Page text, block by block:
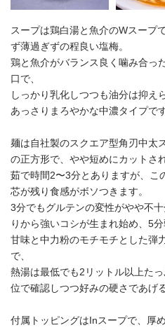
スープは鶏白湯と魚介のWスープ
ず薄過ぎずの程良い塩梅。
鶏と魚介がバランス良く噛み合っ
口で、
しっかり乳化しつつも油分は抑え
あっさりまろやかな中濃タイプです
麺は自社製のスクエア型角刃中太
の正方形で、やや短めにカットさ
茹で時間2〜3分とありますが、こ
芯が残り食感がボソつきます。
3分でもグルテンの変性がやや不
りから強いコシが生まれ始め、5
甘味と中力粉のモチモチとした弾
で、
熱湯は最低でも2リットル以上た
位で確認しつつ好みの硬さであげ
付属トッピングはInスープで、厚